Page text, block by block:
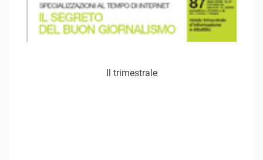
Il trimestrale